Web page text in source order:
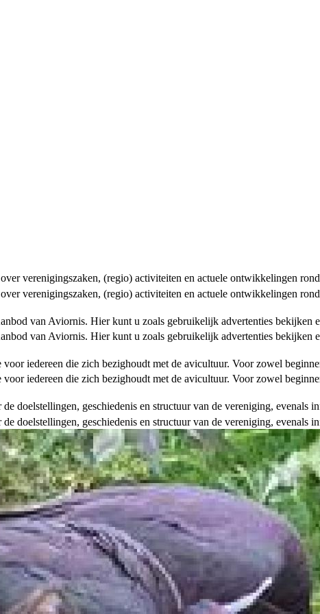
verenigingszaken, (regio) activiteiten en actuele ontwikkelingen
verenigingszaken, (regio) activiteiten en actuele ontwikkelingen
van Aviornis. Hier kunt u zoals gebruikelijk advertenties bekijken
van Aviornis. Hier kunt u zoals gebruikelijk advertenties bekijken
iedereen die zich bezighoudt met de avicultuur. Voor zowel
iedereen die zich bezighoudt met de avicultuur. Voor zowel
doelstellingen, geschiedenis en structuur van de vereniging, evenals
doelstellingen, geschiedenis en structuur van de vereniging, evenals